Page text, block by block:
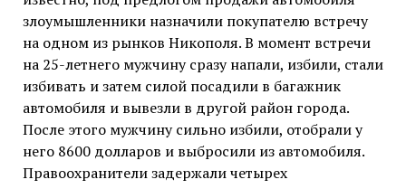
злоумышленники назначили покупателю встречу
на одном из рынков Никополя. В момент встречи
на 25-летнего мужчину сразу напали, избили, стали
избивать и затем силой посадили в багажник
автомобиля и вывезли в другой район города.
После этого мужчину сильно избили, отобрали у
него 8600 долларов и выбросили из автомобиля.
Правоохранители задержали четырех